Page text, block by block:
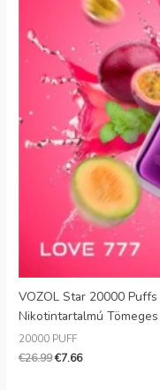
VOZOL Star 20000
Nikotintartalmú
20000 PUFF
€26.99€7.66